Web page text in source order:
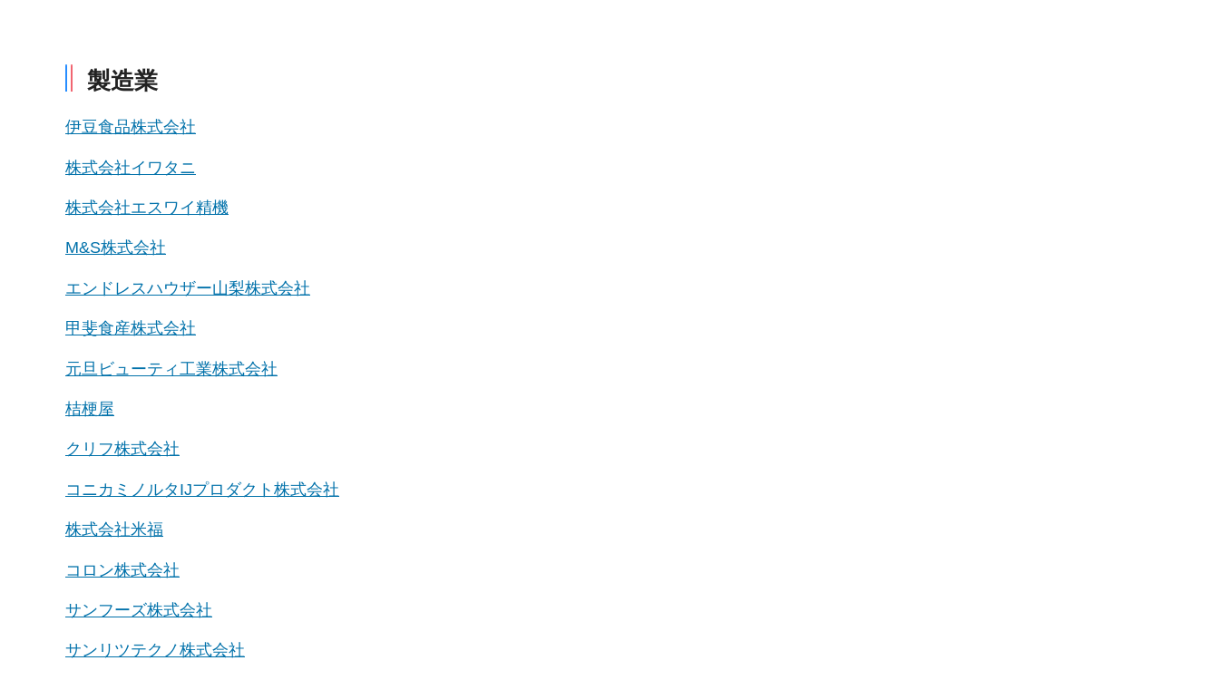
製造業
伊豆食品株式会社
株式会社イワタニ
株式会社エスワイ精機
M&S株式会社
エンドレスハウザー山梨株式会社
甲斐食産株式会社
元旦ビューティ工業株式会社
桔梗屋
クリフ株式会社
コニカミノルタIJプロダクト株式会社
株式会社米福
コロン株式会社
サンフーズ株式会社
サンリツテクノ株式会社